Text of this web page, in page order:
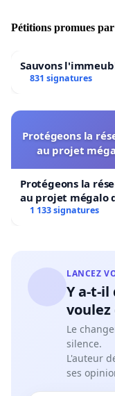
Pétitions promues
Sauvons
831 signatures
Protégeons la
au projet
Protégeons la
au projet mégalo
1 133 signatures
LANCEZ
Y a-t-il
voulez
Le
silence.
L'auteur
ses